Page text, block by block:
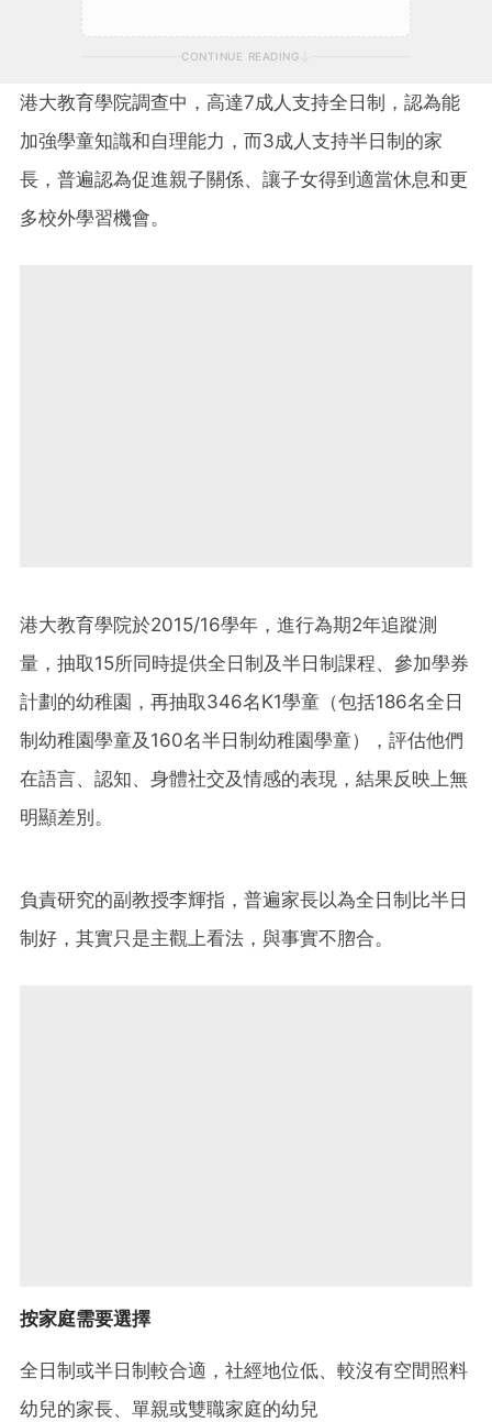
CONTINUE READING
港大教育學院調查中，高達7成人支持全日制，認為能
加強學童知識和自理能力，而3成人支持半日制的家
長，普遍認為促進親子關係、讓子女得到適當休息和更
多校外學習機會。
港大教育學院於2015/16學年，進行為期2年追蹤測
量，抽取15所同時提供全日制及半日制課程、參加學券
計劃的幼稚園，再抽取346名K1學童（包括186名全日
制幼稚園學童及160名半日制幼稚園學童），評估他們
在語言、認知、身體社交及情感的表現，結果反映上無
明顯差別。
負責研究的副教授李輝指，普遍家長以為全日制比半日
制好，其實只是主觀上看法，與事實不脗合。
按家庭需要選擇
全日制或半日制較合適，社經地位低、較沒有空間照料
幼兒的家長、單親或雙職家庭的幼兒